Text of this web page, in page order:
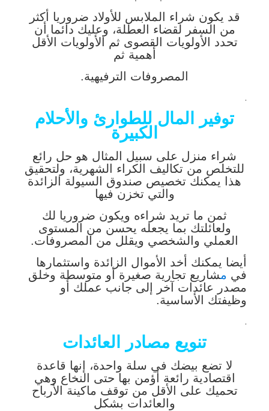
قد يكون شراء الملابس للأولاد ضروريا أكثر
من السفر لقضاء العطلة، وعليك دائما أن
تحدد الأولويات القصوى ثم الأولويات الأقل
أهمية ثم
المصروفات الترفيهية.
.
توفير المال للطوارئ والأحلام
الكبيرة
شراء منزل على سبيل المثال هو حل رائع
للتخلص من تكاليف الكراء الشهرية، ولتحقيق
هذا يمكنك تخصيص صندوق السيولة الزائدة
والتي تخزن فيها
ثمن ما تريد شراءه ويكون ضروريا لك
ولعائلتك بما يجعله يحسن من المستوى
العملي والشخصي ويقلل من المصروفات.
أيضا يمكنك أخد الأموال الزائدة واستثمارها
في مشاريع تجارية صغيرة أو متوسطة وخلق
مصدر عائدات آخر إلى جانب عملك أو
وظيفتك الأساسية.
.
تنويع مصادر العائدات
لا تضع بيضك في سلة واحدة، إنها قاعدة
اقتصادية رائعة أؤمن بها حتى النخاع وهي
تحميك على الأقل من توقف ماكينة الأرباح
والعائدات بشكل